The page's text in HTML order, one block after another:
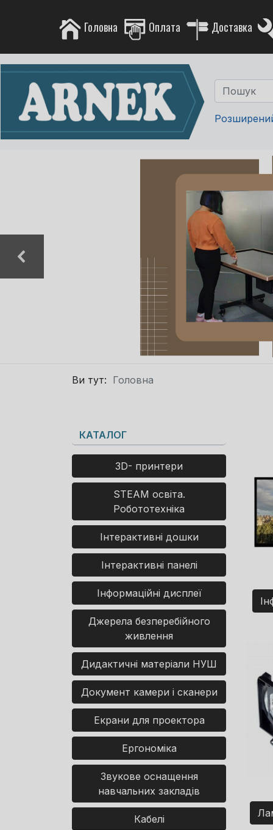
Головна Оплата Доставка
Ви тут: Головна
КАТАЛОГ
3D- принтери
STEAM освіта.
Робототехніка
Інтерактивні дошки
Інтерактивні панелі
Інформаційні дисплеї
Джерела безперебійного
живлення
Дидактичні матеріали НУШ
Документ камери і сканери
Екрани для проектора
Ергономіка
Звукове оснащення
навчальних закладів
Кабелі